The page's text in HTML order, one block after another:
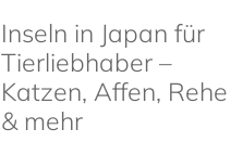
Inseln in Japan für
Tierliebhaber –
Katzen, Affen, Rehe
& mehr